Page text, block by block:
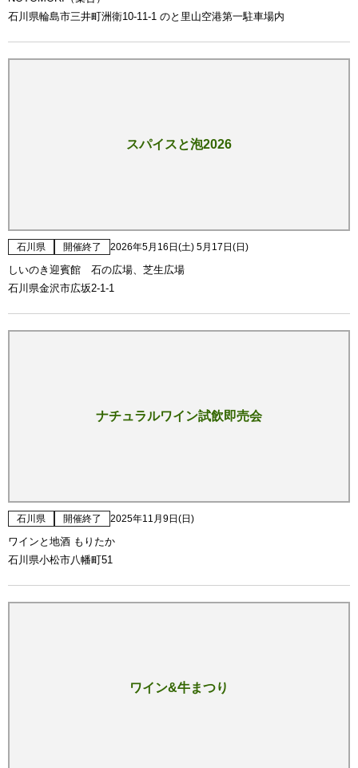
石川県輪島市三井町洲衛10-11-1 のと里山空港第一駐車場内
スパイスと泡2026
石川県 開催終了 2026年5月16日(土) 5月17日(日)
しいのき迎賓館 石の広場、芝生広場
石川県金沢市広坂2-1-1
ナチュラルワイン試飲即売会
石川県 開催終了 2025年11月9日(日)
ワインと地酒 もりたか
石川県小松市八幡町51
ワイン&牛まつり